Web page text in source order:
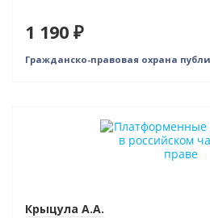
1 190 ₽
Гражданско-правовая охрана
Крыцула А.А.